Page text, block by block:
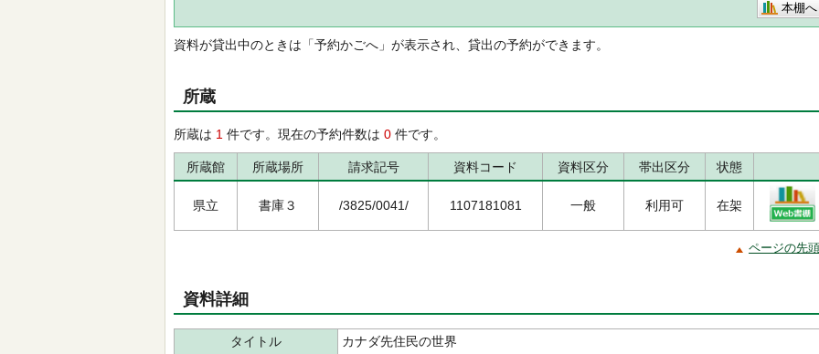
本棚へ
資料が貸出中のときは「予約かごへ」が表示され、貸出の予約ができます。
所蔵
所蔵は 1 件です。現在の予約件数は 0 件です。
所蔵館 所蔵場所 請求記号 資料コード 資料区分 帯出区分 状態
県立 書庫３ /3825/0041/ 1107181081 一般 利用可 在架
ページの先
資料詳細
タイトル
カナダ先住民の世界